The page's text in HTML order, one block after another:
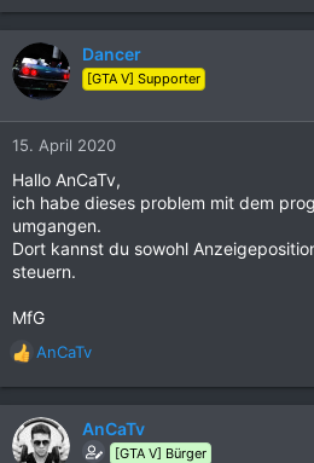
Dancer
[GTA V] Supporter
15. April 2020
Hallo AnCaTv,
ich habe dieses problem mit dem
umgangen.
Dort kannst du sowohl
steuern.
MfG
R
e
a
k
t
AnCaTv
AnCaTv
[GTA V] Bürger